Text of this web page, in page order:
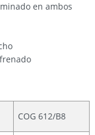
en ambos
COG 612/B8